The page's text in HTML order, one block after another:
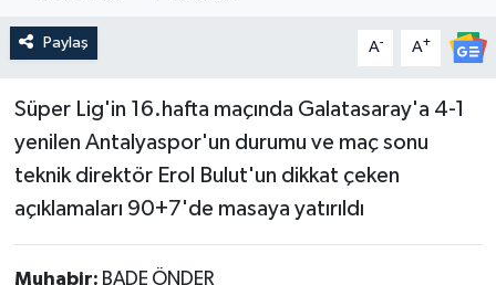
Paylaş A- A+
Süper Lig'in 16.hafta maçında Galatasaray'a 4-1
yenilen Antalyaspor'un durumu ve maç sonu
teknik direktör Erol Bulut'un dikkat çeken
açıklamaları 90+7'de masaya yatırıldı
Muhabir: BADE ÖNDER
Magazin
Resmi İlan
Sağlık & Yaşam
Siyaset